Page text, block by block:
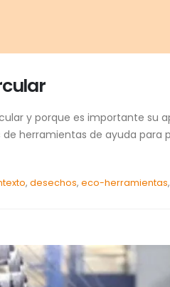
y porque es importante su
herramientas de ayuda
,desechos,eco-herramientas